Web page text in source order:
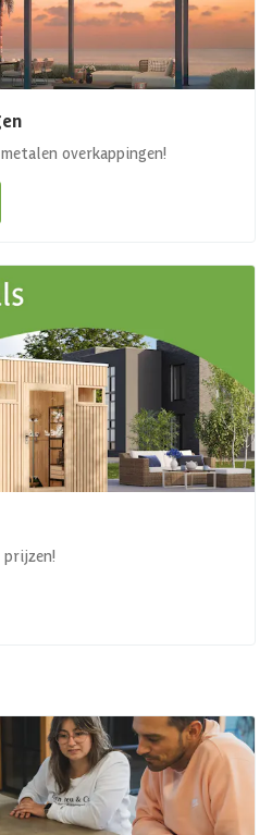
overkappingen!